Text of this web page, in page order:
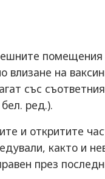
помещения
влизане на
със
ред.).
и откритите
както и
през